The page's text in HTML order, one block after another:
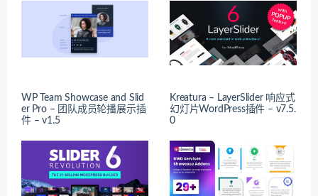
WP Team Showcase and Slid
er Pro – 团队成员轮播展示插
件 – v1.5
Kreatura – LayerSlider 响应式
幻灯片WordPress插件 – v7.5.
0